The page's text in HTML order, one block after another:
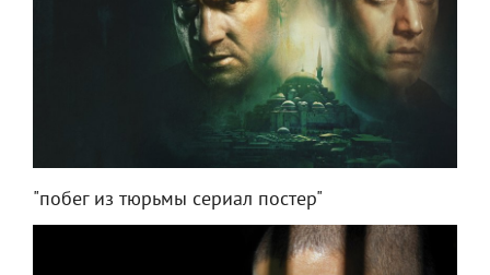
"побег из тюрьмы сериал постер"